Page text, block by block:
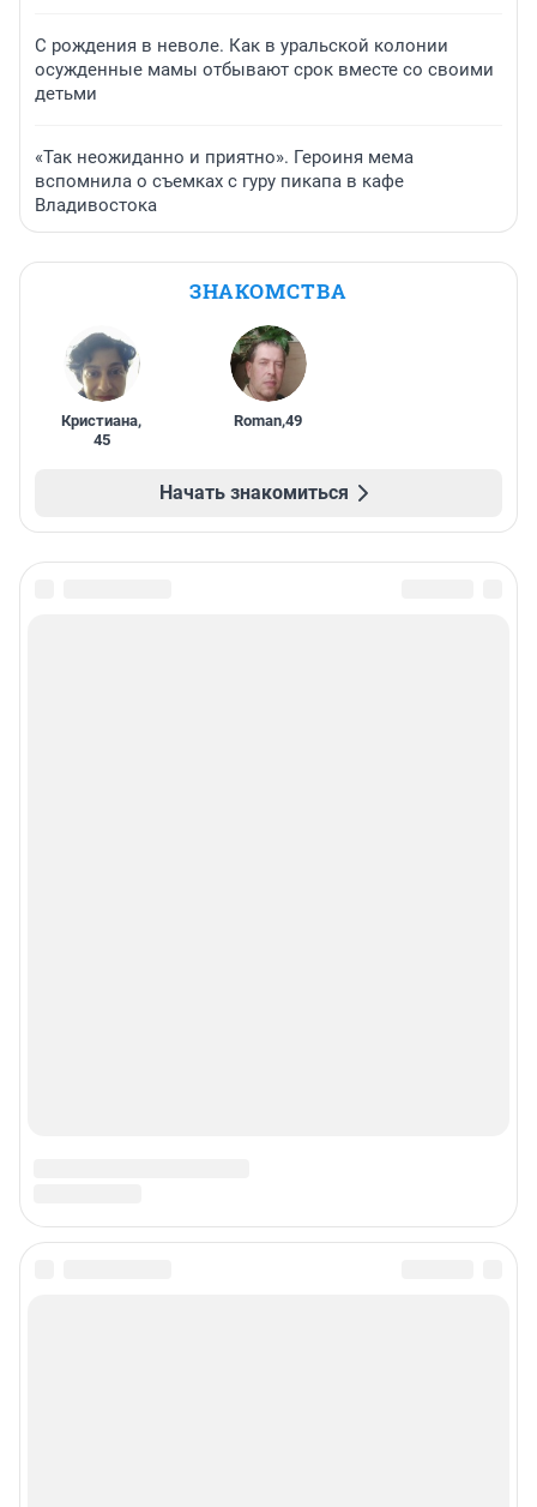
С рождения в неволе. Как в уральской колонии
осужденные мамы отбывают срок вместе со своими
детьми
«Так неожиданно и приятно». Героиня мема
вспомнила о съемках с гуру пикапа в кафе
Владивостока
ЗНАКОМСТВА
Кристиана,
45
Roman,49
Начать знакомиться